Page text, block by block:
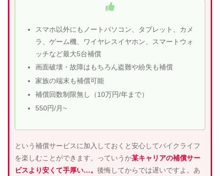
スマホ以外にもノートパソコン、タブレット、カメ
ラ、ゲーム機、ワイヤレスイヤホン、スマートウォ
ッチなど最大5台補償
画面破壊・故障はもちろん盗難や紛失も補償
家族の端末も補償可能
補償回数制限無し（10万円/年まで）
550円/月~
という補償サービスに加入しておくと安心してバイクライフ
を楽しむことができます。っていうか某キャリアの補償サー
ビスより安くて手厚い…。後悔してからでは遅いですよ。あ